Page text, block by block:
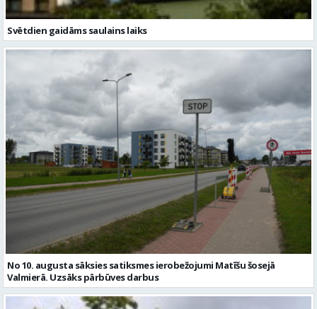
Svētdien gaidāms saulains laiks
No 10. augusta sāksies satiksmes ierobežojumi Matīšu šosejā
Valmierā. Uzsāks pārbūves darbus